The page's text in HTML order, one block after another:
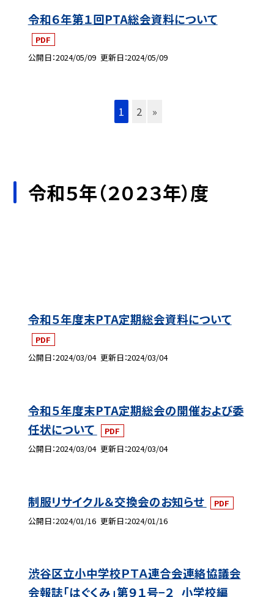
令和６年第１回PTA総会資料について
PDF
公開日 2024/05/09 更新日 2024/05/09
1 2 »
令和５年（２０２３年）度
令和５年度末PTA定期総会資料について
PDF
公開日 2024/03/04 更新日 2024/03/04
令和５年度末PTA定期総会の開催および委
任状について
PDF
公開日 2024/03/04 更新日 2024/03/04
制服リサイクル＆交換会のお知らせ
PDF
公開日 2024/01/16 更新日 2024/01/16
渋谷区立小中学校ＰＴＡ連合会連絡協議会
会報誌「はぐくみ」第９１号−２_小学校編